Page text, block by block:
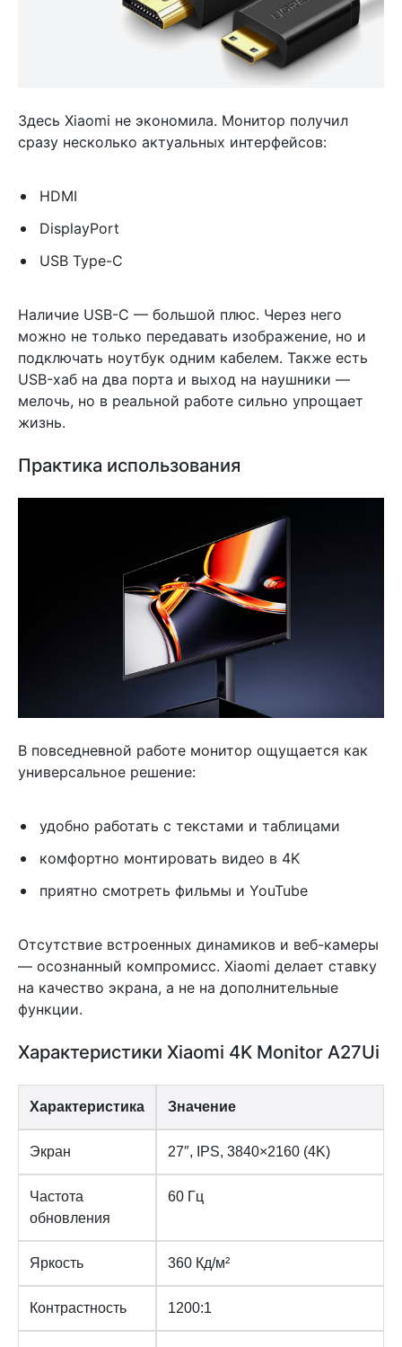
Здесь Xiaomi не экономила. Монитор получил
сразу несколько актуальных интерфейсов:
HDMI
DisplayPort
USB Type-C
Наличие USB-C — большой плюс. Через него
можно не только передавать изображение, но и
подключать ноутбук одним кабелем. Также есть
USB-хаб на два порта и выход на наушники —
мелочь, но в реальной работе сильно упрощает
жизнь.
Практика использования
В повседневной работе монитор ощущается как
универсальное решение:
удобно работать с текстами и таблицами
комфортно монтировать видео в 4K
приятно смотреть фильмы и YouTube
Отсутствие встроенных динамиков и веб-камеры
— осознанный компромисс. Xiaomi делает ставку
на качество экрана, а не на дополнительные
функции.
Характеристики Xiaomi 4K Monitor A27Ui
Характеристика Значение
Экран 27″, IPS, 3840×2160 (4K)
Частота
обновления
60 Гц
Яркость 360 Кд/м²
Контрастность 1200:1